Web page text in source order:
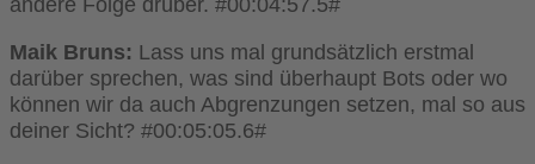
Maik Bruns: Lass uns mal grundsätzlich erstmal
darüber sprechen, was sind überhaupt Bots oder wo
können wir da auch Abgrenzungen setzen, mal so aus
deiner Sicht? #00:05:05.6#